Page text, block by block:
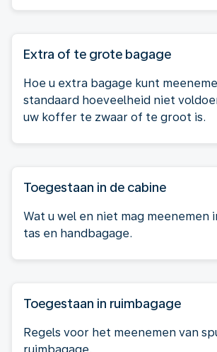
Extra of te grote bagage
Hoe u extra bagage kunt
standaard hoeveelheid niet
uw koffer te zwaar of te groot is.
Toegestaan in de cabine
Wat u wel en niet mag meenemen
tas en handbagage.
Toegestaan in ruimbagage
Regels voor het meenemen van